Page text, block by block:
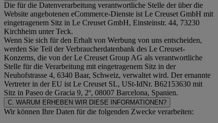
Die für die Datenverarbeitung verantwortliche Stelle der über die
Website angebotenen eCommerce-Dienste ist Le Creuset GmbH mit
eingetragenem Sitz in Le Creuset GmbH, Einsteinstr. 44, 73230
Kirchheim unter Teck.
Wenn Sie sich für den Erhalt von Werbung von uns entscheiden,
werden Sie Teil der Verbraucherdatenbank des Le Creuset-
Konzerns, die von der Le Creuset Group AG als verantwortliche
Stelle für die Verarbeitung mit eingetragenem Sitz in der
Neuhofstrasse 4, 6340 Baar, Schweiz, verwaltet wird. Der ernannte
Vertreter in der EU ist Le Creuset SL, USt-IdNr. B62153630 mit
Sitz in Paseo de Gracia 9, 2º, 08007 Barcelona, Spanien.
C. WARUM ERHEBEN WIR DIESE INFORMATIONEN?
Wir können Ihre Daten für die folgenden Zwecke verarbeiten: